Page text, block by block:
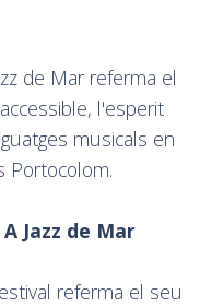
de Mar referma el
l'esperit
musicals en
Portocolom.
Jazz de Mar
referma el seu